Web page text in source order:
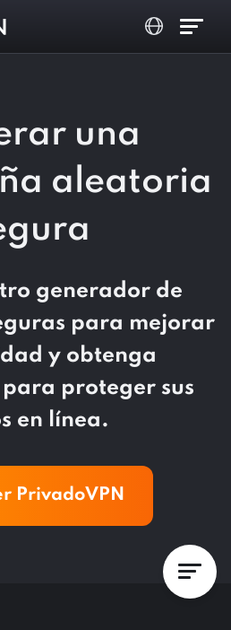
una
aleatoria
generador de
para mejorar
y obtenga
proteger sus
en línea.
PrivadoVPN